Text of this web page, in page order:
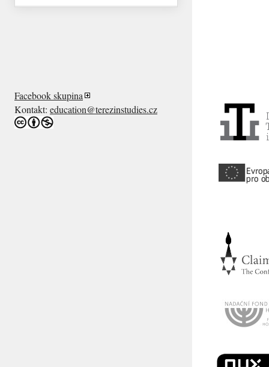
Facebook skupina
Kontakt: education@terezinstudies.cz